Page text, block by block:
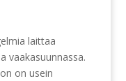
laittaa
vaakasuunnassa.
on usein